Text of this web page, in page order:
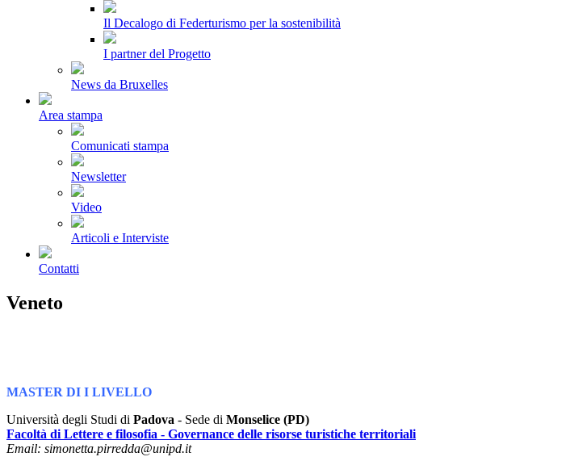
Il Decalogo di Federturismo per la sostenibilità
I partner del Progetto
News da Bruxelles
Area stampa
Comunicati stampa
Newsletter
Video
Articoli e Interviste
Contatti
Veneto
MASTER DI I LIVELLO
Università degli Studi di Padova - Sede di Monselice (PD)
Facoltà di Lettere e filosofia - Governance delle risorse turistiche territoriali
Email: simonetta.pirredda@unipd.it